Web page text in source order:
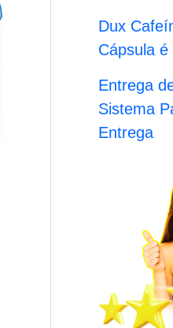
Dux
Cápsula
Entrega
Sistema
Entrega